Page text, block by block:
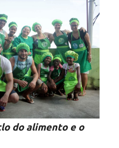
do alimento e o